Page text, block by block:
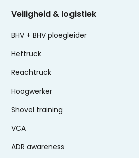
Veiligheid & logistiek
BHV + BHV ploegleider
Heftruck
Reachtruck
Hoogwerker
Shovel training
VCA
ADR awareness